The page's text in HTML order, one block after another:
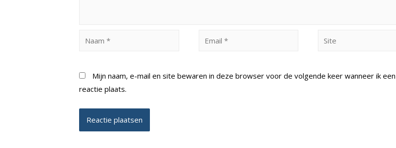
Mijn naam, e-mail en site bewaren in deze browser voor de volgende keer wanneer ik een
reactie plaats.